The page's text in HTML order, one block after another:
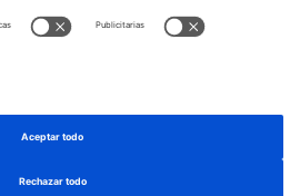
otra que le pueda
828 032.